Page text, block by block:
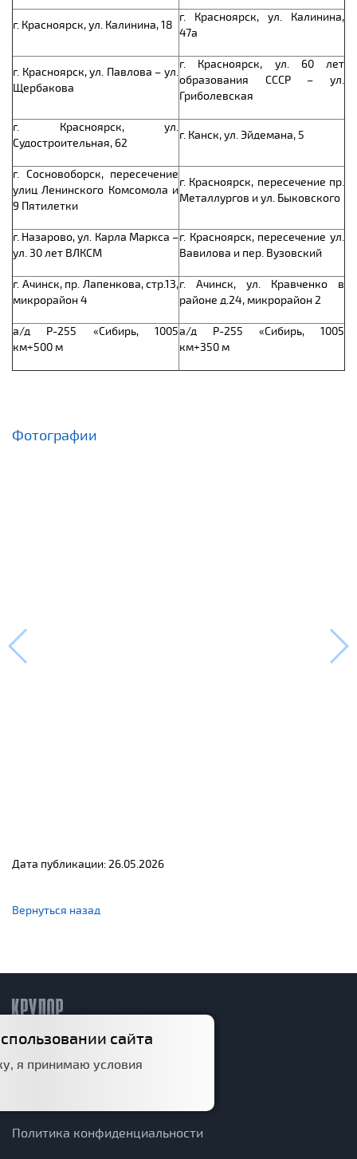
г. Красноярск, ул. Калинина, 18
г. Красноярск, ул. Калинина,
47а
г. Красноярск, ул. Павлова – ул.
Щербакова
г. Красноярск, ул. 60 лет
образования СССР – ул.
Гриболевская
г. Красноярск, ул.
Судостроительная, 62
г. Канск, ул. Эйдемана, 5
г. Сосновоборск, пересечение
улиц Ленинского Комсомола и
9 Пятилетки
г. Красноярск, пересечение пр.
Металлургов и ул. Быковского
г. Назарово, ул. Карла Маркса –
ул. 30 лет ВЛКСМ
г. Красноярск, пересечение ул.
Вавилова и пер. Вузовский
г. Ачинск, пр. Лапенкова, стр.13,
микрорайон 4
г. Ачинск, ул. Кравченко в
районе д.24, микрорайон 2
а/д Р-255 «Сибирь, 1005
км+500 м
а/д Р-255 «Сибирь, 1005
км+350 м
Фотографии
Дата публикации: 26.05.2026
Вернуться назад
Информация
Дорожный фонд
Политика конфиденциальности
сайта
я принимаю условия